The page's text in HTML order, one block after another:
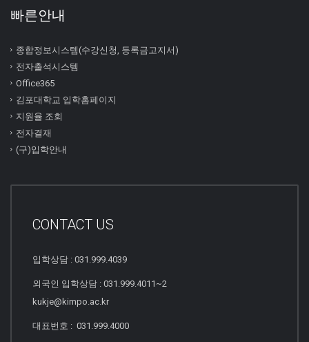
빠른안내
종합정보시스템(수강신청, 등록금고지서)
전자출석시스템
Office365
김포대학교 입학홈페이지
지원율 조회
전자결재
(구)입학안내
CONTACT US
입학상담 : 031.999.4039
외국인 입학상담 : 031.999.4011~2
kukje@kimpo.ac.kr
대표번호 : 031.999.4000